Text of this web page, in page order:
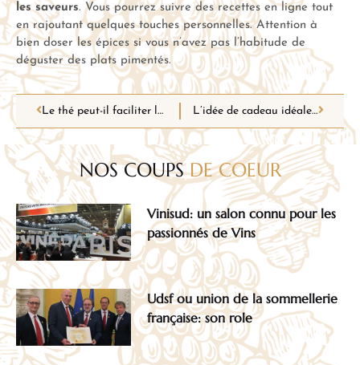
les saveurs. Vous pourrez suivre des recettes en ligne tout
en rajoutant quelques touches personnelles. Attention à
bien doser les épices si vous n’avez pas l’habitude de
déguster des plats pimentés.
Le thé peut-il faciliter la digestion ? L’idée de cadeau idéale pour les amateurs de vin
NOS COUPSDE COEUR
Vinisud: un salon connu pour les
passionnés de Vins
Udsf ou union de la sommellerie
française: son role